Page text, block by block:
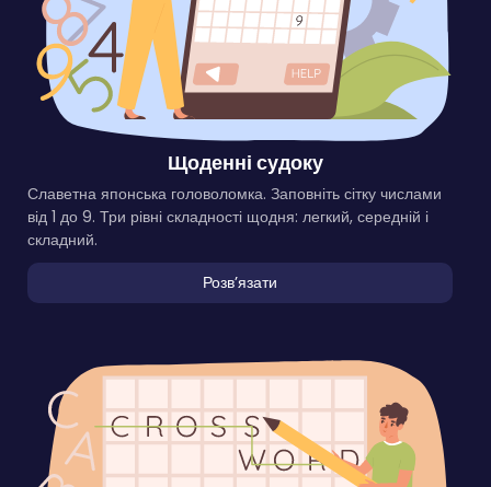
Щоденні судоку
Славетна японська головоломка. Заповніть сітку числами
від 1 до 9. Три рівні складності щодня: легкий, середній і
складний.
Розвʼязати